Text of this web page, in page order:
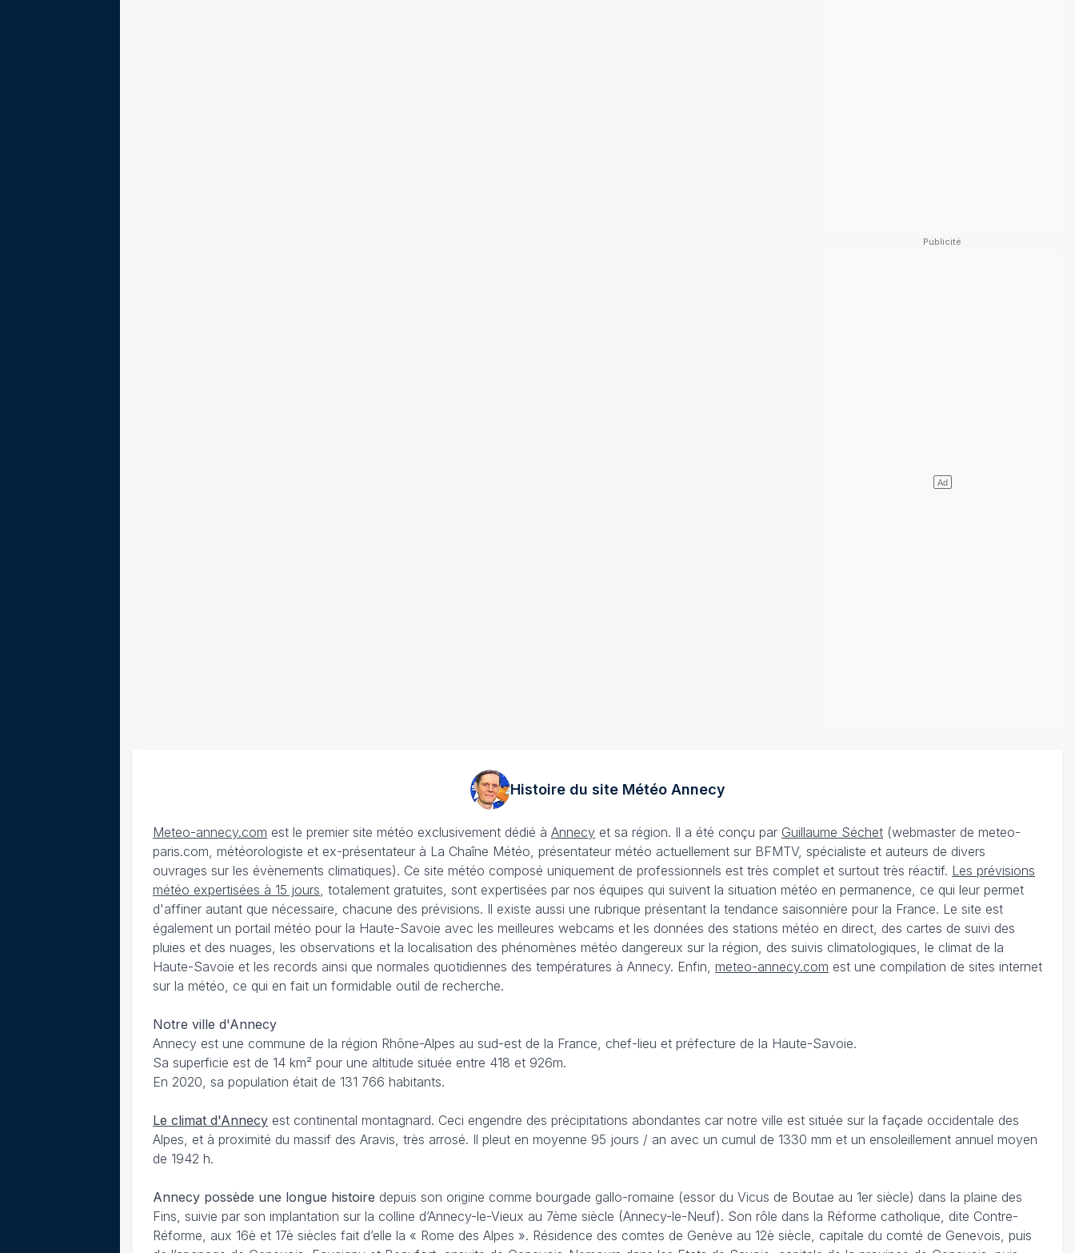
Histoire du site MétéoAnnecy
Meteo-annecy.com est le premier site météo exclusivement dédié à Annecy et sa région. Il a été conçu par Guillaume Séchet (webmaster de meteo-
paris.com, météorologiste et ex-présentateur à La Chaîne Météo, présentateur météo actuellement sur BFMTV, spécialiste et auteurs de divers
ouvrages sur les évènements climatiques). Ce site météo composé uniquement de professionnels est très complet et surtout très réactif. Les prévisions
météo expertisées à 15 jours , totalement gratuites, sont expertisées par nos équipes qui suivent la situation météo en permanence, ce qui leur permet
d'affiner autant que nécessaire, chacune des prévisions. Il existe aussi une rubrique présentant la tendance saisonnière pour la France. Le site est
également un portail météo pour la Haute-Savoie avec les meilleures webcams et les données des stations météo en direct, des cartes de suivi des
pluies et des nuages, les observations et la localisation des phénomènes météo dangereux sur la région, des suivis climatologiques, le climat de la
Haute-Savoie et les records ainsi que normales quotidiennes des températures à Annecy. Enfin, meteo-annecy.com est une compilation de sites internet
sur la météo, ce qui en fait un formidable outil de recherche.
Notre ville d'Annecy
Annecy est une commune de la région Rhône-Alpes au sud-est de la France, chef-lieu et préfecture de la Haute-Savoie.
Sa superficie est de 14 km² pour une altitude située entre 418 et 926m.
En 2020, sa population était de 131 766 habitants.
Le climat d'Annecy est continental montagnard. Ceci engendre des précipitations abondantes car notre ville est située sur la façade occidentale des
Alpes, et à proximité du massif des Aravis, très arrosé. Il pleut en moyenne 95 jours / an avec un cumul de 1330 mm et un ensoleillement annuel moyen
de 1942 h.
Annecy possède une longue histoire depuis son origine comme bourgade gallo-romaine (essor du Vicus de Boutae au 1er siècle) dans la plaine des
Fins, suivie par son implantation sur la colline d’Annecy-le-Vieux au 7ème siècle (Annecy-le-Neuf). Son rôle dans la Réforme catholique, dite Contre-
Réforme, aux 16è et 17è siècles fait d’elle la « Rome des Alpes ». Résidence des comtes de Genève au 12è siècle, capitale du comté de Genevois, puis